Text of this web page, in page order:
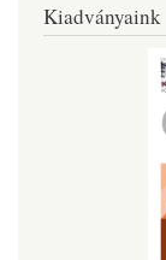
Kiadványaink